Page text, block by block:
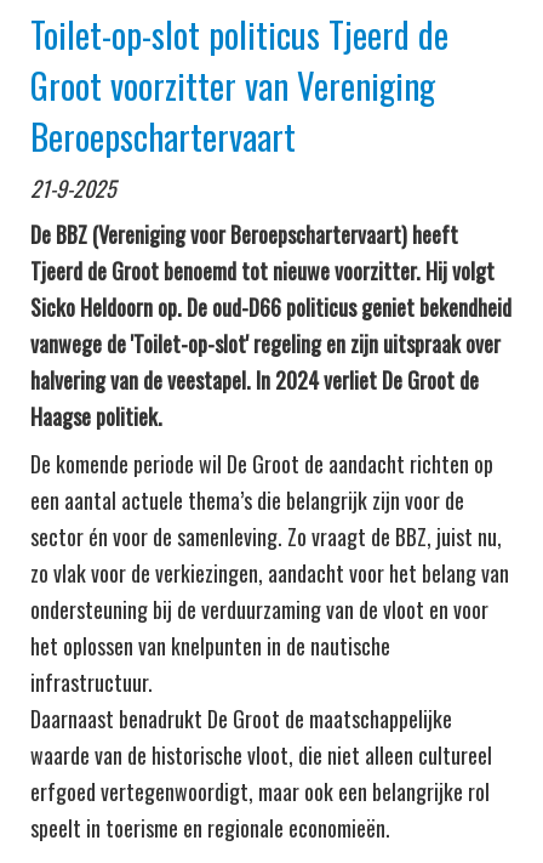
Toilet-op-slot politicus Tjeerd de
Groot voorzitter van Vereniging
Beroepschartervaart
21-9-2025
De BBZ (Vereniging voor Beroepschartervaart) heeft
Tjeerd de Groot benoemd tot nieuwe voorzitter. Hij volgt
Sicko Heldoorn op. De oud-D66 politicus geniet bekendheid
vanwege de 'Toilet-op-slot' regeling en zijn uitspraak over
halvering van de veestapel. In 2024 verliet De Groot de
Haagse politiek.
De komende periode wil De Groot de aandacht richten op
een aantal actuele thema’s die belangrijk zijn voor de
sector én voor de samenleving. Zo vraagt de BBZ, juist nu,
zo vlak voor de verkiezingen, aandacht voor het belang van
ondersteuning bij de verduurzaming van de vloot en voor
het oplossen van knelpunten in de nautische
infrastructuur.
Daarnaast benadrukt De Groot de maatschappelijke
waarde van de historische vloot, die niet alleen cultureel
erfgoed vertegenwoordigt, maar ook een belangrijke rol
speelt in toerisme en regionale economieën.